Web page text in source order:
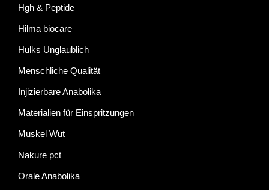
Hgh & Peptide
Hilma biocare
Hulks Unglaublich
Menschliche Qualität
Injizierbare Anabolika
Materialien für Einspritzungen
Muskel Wut
Nakure pct
Orale Anabolika